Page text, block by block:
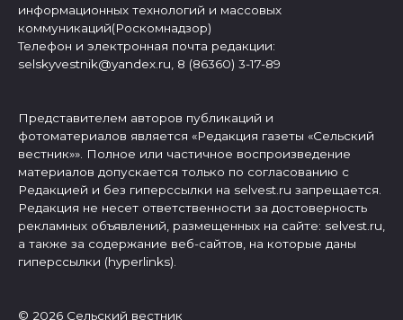
информационных технологий и массовых
коммуникаций(Роскомнадзор)
Телефон и электронная почта редакции:
selskyvestnik@yandex.ru, 8 (86360) 3-17-89
Представителем авторов публикаций и
фотоматериалов является «Редакция газеты «Сельский
вестник»». Полное или частичное воспроизведение
материалов допускается только по согласованию с
Редакцией и без гиперссылки на selvest.ru запрещается.
Редакция не несет ответственности за достоверность
рекламных объявлений, размещенных на сайте: selvest.ru,
а также за содержание веб-сайтов, на которые даны
гиперссылки (hyperlinks).
© 2026 Сельский вестник